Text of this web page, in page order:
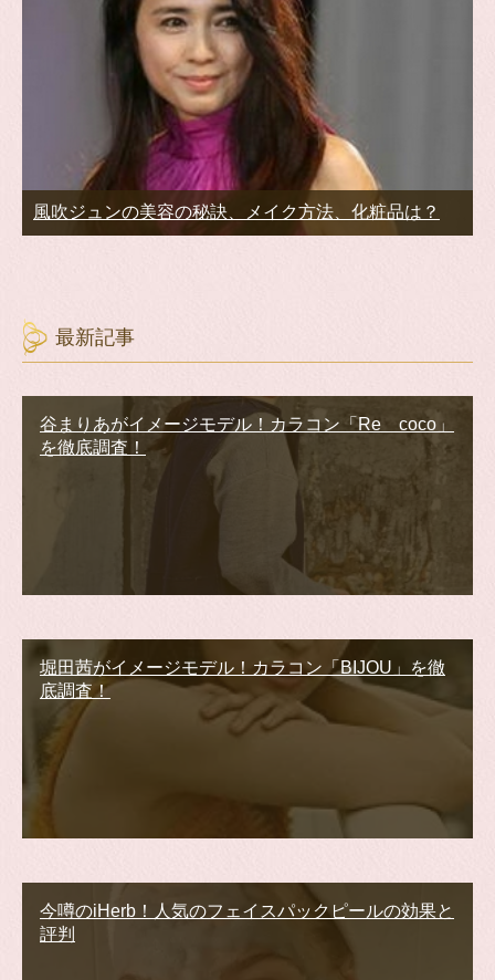
風吹ジュンの美容の秘訣、メイク方法、化粧品は？
最新記事
谷まりあがイメージモデル！カラコン「Re coco」
を徹底調査！
堀田茜がイメージモデル！カラコン「BIJOU」を徹
底調査！
今噂のiHerb！人気のフェイスパックピールの効果と
評判